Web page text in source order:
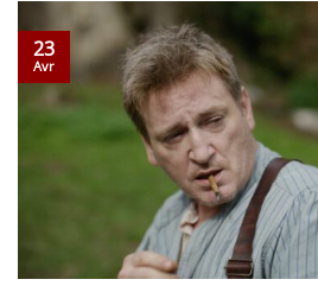
23
Avr